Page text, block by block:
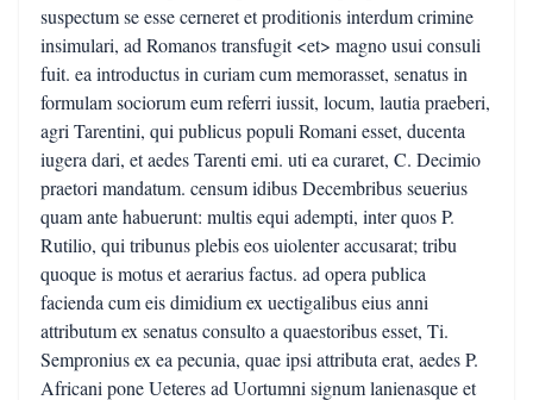
suspectum se esse cerneret et proditionis interdum crimine
insimulari, ad Romanos transfugit <et> magno usui consuli
fuit. ea introductus in curiam cum memorasset, senatus in
formulam sociorum eum referri iussit, locum, lautia praeberi,
agri Tarentini, qui publicus populi Romani esset, ducenta
iugera dari, et aedes Tarenti emi. uti ea curaret, C. Decimio
praetori mandatum. censum idibus Decembribus seuerius
quam ante habuerunt: multis equi adempti, inter quos P.
Rutilio, qui tribunus plebis eos uiolenter accusarat; tribu
quoque is motus et aerarius factus. ad opera publica
facienda cum eis dimidium ex uectigalibus eius anni
attributum ex senatus consulto a quaestoribus esset, Ti.
Sempronius ex ea pecunia, quae ipsi attributa erat, aedes P.
Africani pone Ueteres ad Uortumni signum lanienasque et